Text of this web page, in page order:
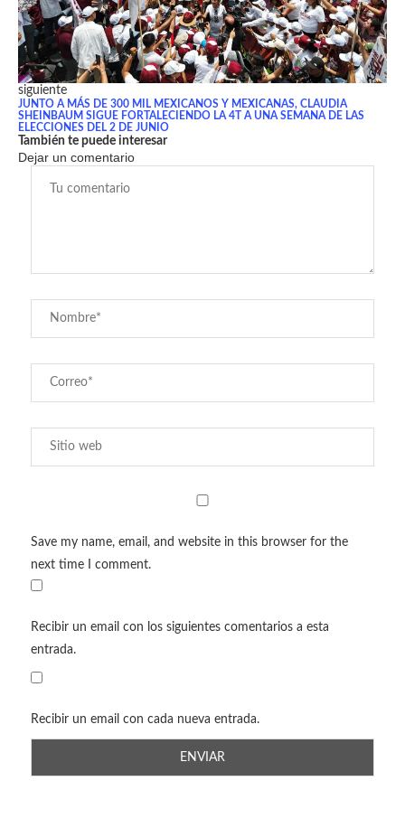
siguiente
JUNTO A MÁS DE 300 MIL MEXICANOS Y MEXICANAS, CLAUDIA
SHEINBAUM SIGUE FORTALECIENDO LA 4T A UNA SEMANA DE LAS
ELECCIONES DEL 2 DE JUNIO
También te puede interesar
Dejar un comentario
Save my name, email, and website in this browser for the
next time I comment.
Recibir un email con los siguientes comentarios a esta
entrada.
Recibir un email con cada nueva entrada.